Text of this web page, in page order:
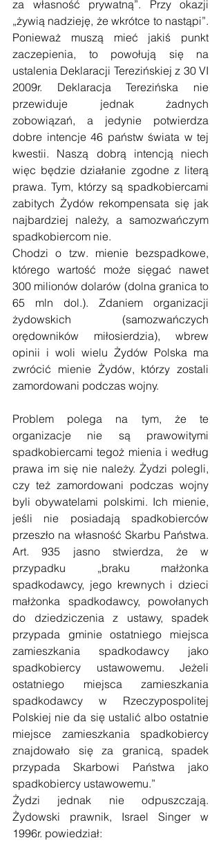
za własność prywatną”. Przy okazji
„żywią nadzieję, że wkrótce to nastąpi”.
Ponieważ muszą mieć jakiś punkt
zaczepienia, to powołują się na
ustalenia Deklaracji Terezińskiej z 30 VI
2009r. Deklaracja Terezińska nie
przewiduje jednak żadnych
zobowiązań, a jedynie potwierdza
dobre intencje 46 państw świata w tej
kwestii. Naszą dobrą intencją niech
więc będzie działanie zgodne z literą
prawa. Tym, którzy są spadkobiercami
zabitych Żydów rekompensata się jak
najbardziej należy, a samozwańczym
spadkobiercom nie.
Chodzi o tzw. mienie bezspadkowe,
którego wartość może sięgać nawet
300 milionów dolarów (dolna granica to
65 mln dol.). Zdaniem organizacji
żydowskich (samozwańczych
orędowników miłosierdzia), wbrew
opinii i woli wielu Żydów Polska ma
zwrócić mienie Żydów, którzy zostali
zamordowani podczas wojny.
Problem polega na tym, że te
organizacje nie są prawowitymi
spadkobiercami tegoż mienia i według
prawa im się nie należy. Żydzi polegli,
czy też zamordowani podczas wojny
byli obywatelami polskimi. Ich mienie,
jeśli nie posiadają spadkobierców
przeszło na własność Skarbu Państwa.
Art. 935 jasno stwierdza, że w
przypadku „braku małżonka
spadkodawcy, jego krewnych i dzieci
małżonka spadkodawcy, powołanych
do dziedziczenia z ustawy, spadek
przypada gminie ostatniego miejsca
zamieszkania spadkodawcy jako
spadkobiercy ustawowemu. Jeżeli
ostatniego miejsca zamieszkania
spadkodawcy w Rzeczypospolitej
Polskiej nie da się ustalić albo ostatnie
miejsce zamieszkania spadkobiercy
znajdowało się za granicą, spadek
przypada Skarbowi Państwa jako
spadkobiercy ustawowemu.”
Żydzi jednak nie odpuszczają.
Żydowski prawnik, Israel Singer w
1996r. powiedział: